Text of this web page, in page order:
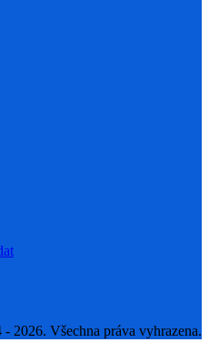
Všechna práva vyhrazena.